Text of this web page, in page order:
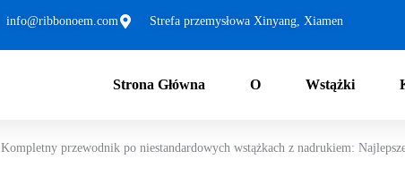
info@ribbonoem.com Strefa przemysłowa Xinyang, Xiamen
Strona Główna O Wstążki
Kompletny przewodnik po niestandardowych wstążkach z nadrukiem: